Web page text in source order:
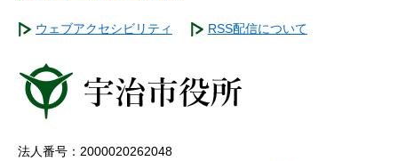
ウェブアクセシビリティ RSS配信について
法人番号：2000020262048